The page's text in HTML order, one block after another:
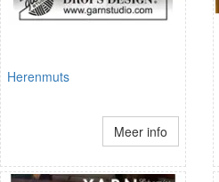
Herenmuts
Meer info